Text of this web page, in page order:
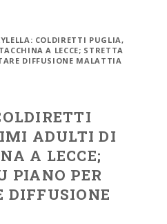
COLDIRETTI PUGLIA,
A LECCE; STRETTA
DIFFUSIONE MALATTIA
ADULTI DI
A LECCE;
PIANO PER
DIFFUSIONE